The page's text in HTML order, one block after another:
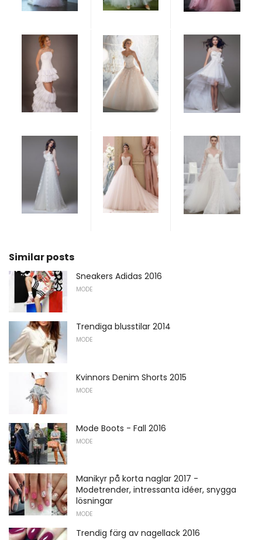
Similar posts
Sneakers Adidas 2016
MODE
Trendiga blusstilar 2014
MODE
Kvinnors Denim Shorts 2015
MODE
Mode Boots - Fall 2016
MODE
Manikyr på korta naglar 2017 -
Modetrender, intressanta idéer, snygga
lösningar
MODE
Trendig färg av nagellack 2016